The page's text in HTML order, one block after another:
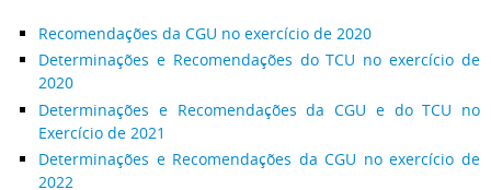
Recomendações da CGU no exercício de 2020
Determinações e Recomendações do TCU no exercício de
2020
Determinações e Recomendações da CGU e do TCU no
Exercício de 2021
Determinações e Recomendações da CGU no exercício de
2022